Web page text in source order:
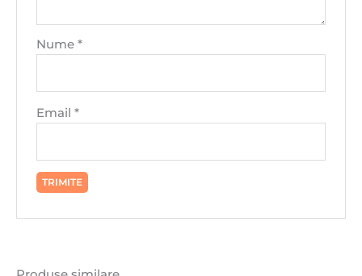
Nume*
Email*